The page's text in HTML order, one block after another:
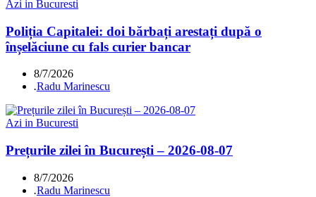
Azi in Bucuresti
Poliția Capitalei: doi bărbați arestați după o
înșelăciune cu fals curier bancar
8/7/2026
.Radu Marinescu
Azi in Bucuresti
Prețurile zilei în București – 2026-08-07
8/7/2026
.Radu Marinescu